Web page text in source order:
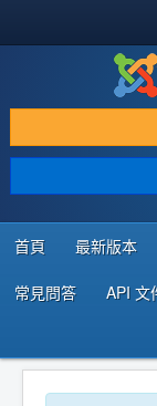
下載 & 擴充
發現 & 學習
社群 & 支援
程式者資源
首頁 最新版本
常見問答 API 文